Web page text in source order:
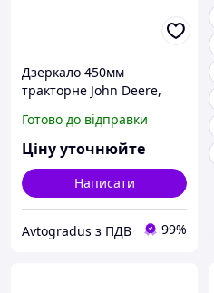
Дзеркало 450мм
тракторне John Deere,
Claas (Cametet) 23586-66
Готово до відправки
Ціну уточнюйте
Написати
Avtogradus з ПДВ 99%